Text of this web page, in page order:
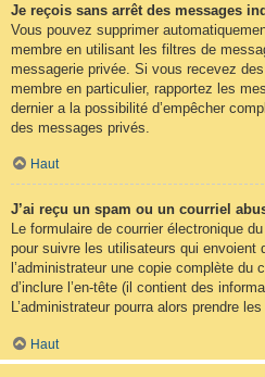
Je reçois sans arrêt des messages
Vous pouvez supprimer
membre en utilisant les filtres de
messagerie privée. Si vous recevez
membre en particulier, rapportez les
dernier a la possibilité d’empêcher
des messages privés.
Haut
J’ai reçu un spam ou un courriel
Le formulaire de courrier électronique
pour suivre les utilisateurs qui envoient
l’administrateur une copie complète
d’inclure l’en-tête (il contient des
L’administrateur pourra alors prendre
Haut